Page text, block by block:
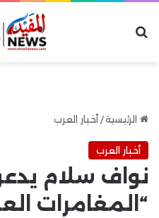
الرئيسية/ أخبار العرب
أخبار العرب
نواف سلام
“المغامرات